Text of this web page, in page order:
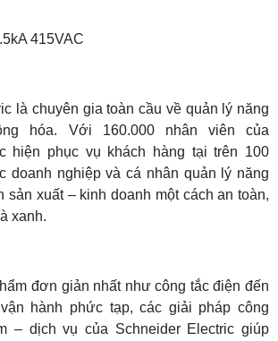
415VAC
là chuyên gia toàn cầu về quản lý năng
hóa. Với 160.000 nhân viên của
hiện phục vụ khách hàng tại trên 100
doanh nghiệp và cá nhân quản lý năng
sản xuất – kinh doanh một cách an toàn,
xanh.
đơn giản nhất như công tắc điện đến
hành phức tạp, các giải pháp công
– dịch vụ của Schneider Electric giúp